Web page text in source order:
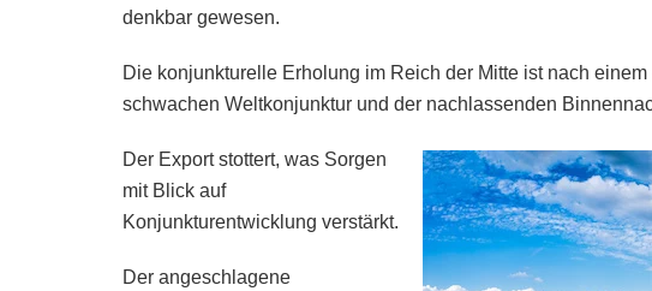
denkbar gewesen.
Die konjunkturelle Erholung im Reich der Mitte ist nach
schwachen Weltkonjunktur und der nachlassenden
Der Export stottert, was Sorgen
mit Blick auf
Konjunkturentwicklung verstärkt.
Der angeschlagene